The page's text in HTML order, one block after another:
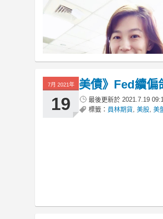
7月 2021年
19
美債》Fed續偏
最後更新於 2021.7.19
標籤： 員林期貨 美股 美